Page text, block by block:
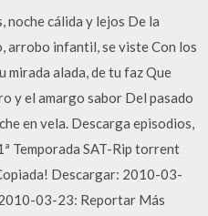
noche cálida y lejos De la
arrobo infantil, se viste Con los
alada, de tu faz Que
y el amargo sabor Del pasado
en vela. Descarga episodios,
Temporada SAT-Rip torrent
Descargar: 2010-03-
03-23: Reportar Más